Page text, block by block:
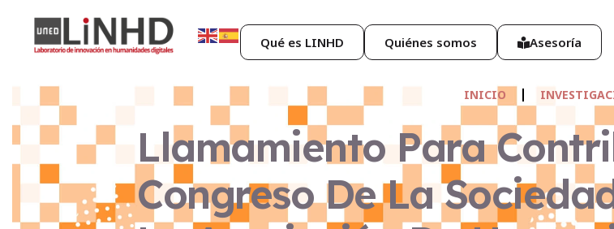
Qué es LINHD Quiénes somos Asesoría
INICIO
Llamamiento Para
Congreso De La